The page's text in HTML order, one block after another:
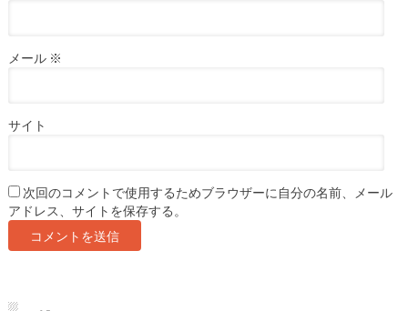
メール ※
サイト
次回のコメントで使用するためブラウザーに自分の名前、メール
アドレス、サイトを保存する。